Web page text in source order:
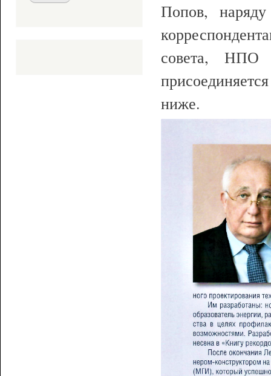
Попов,
совета, НПО
ниже.